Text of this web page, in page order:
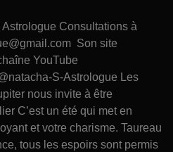
Consultations à
Son site
YouTube
S-Astrologue Les
nous invite à être
C’est un été qui met en
et votre charisme. Taureau
tous les espoirs sont permis